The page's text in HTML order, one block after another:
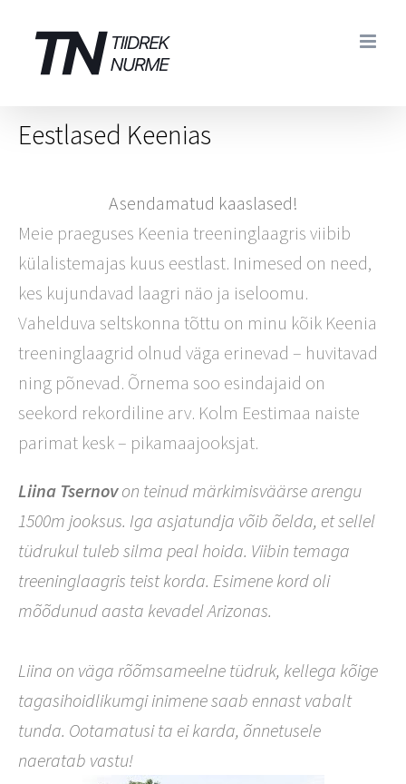
content
Eestlased Keenias
Asendamatud kaaslased!
Meie praeguses Keenia treeninglaagris viibib
külalistemajas kuus eestlast. Inimesed on need,
kes kujundavad laagri näo ja iseloomu.
Vahelduva seltskonna tõttu on minu kõik Keenia
treeninglaagrid olnud väga erinevad – huvitavad
ning põnevad. Õrnema soo esindajaid on
seekord rekordiline arv. Kolm Eestimaa naiste
parimat kesk – pikamaajooksjat.
Liina Tsernovon teinud märkimisväärse arengu
1500m jooksus. Iga asjatundja võib õelda, et sellel
tüdrukul tuleb silma peal hoida. Viibin temaga
treeninglaagris teist korda. Esimene kord oli
mõõdunud aasta kevadel Arizonas.
Liina on väga rõõmsameelne tüdruk, kellega kõige
tagasihoidlikumgi inimene saab ennast vabalt
tunda. Ootamatusi ta ei karda, õnnetusele
naeratab vastu!